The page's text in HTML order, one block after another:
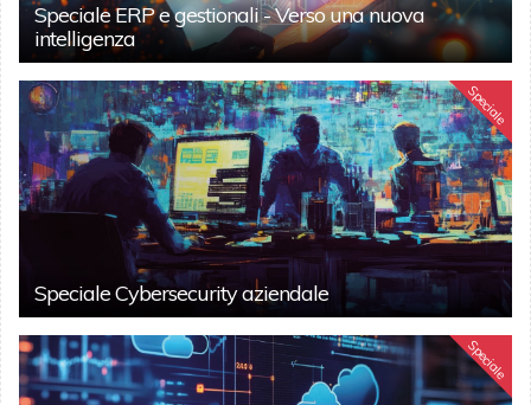
Speciale ERP e gestionali - Verso una nuova
intelligenza
Speciale
Speciale Cybersecurity aziendale
Speciale